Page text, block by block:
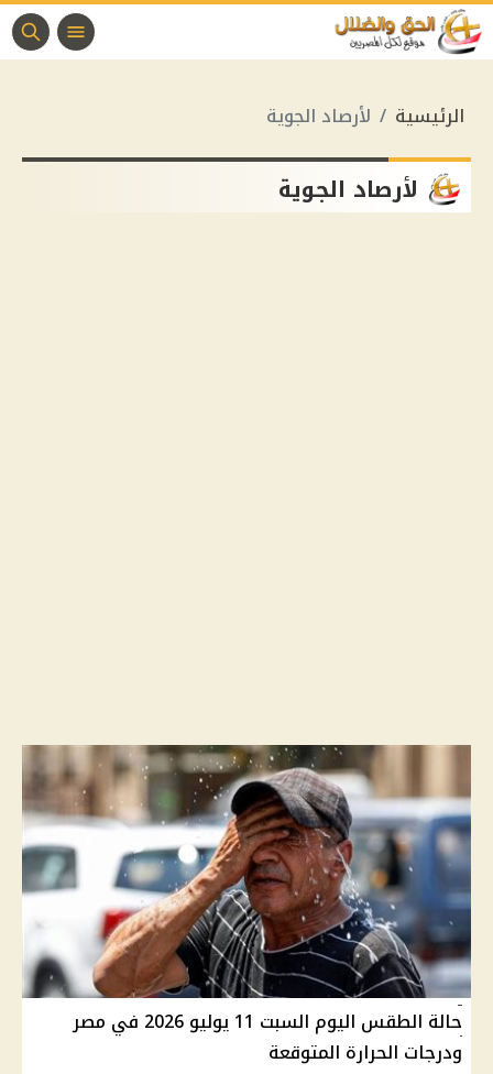
الرئيسية لأرصاد الجوية
لأرصاد الجوية
حالة الطقس اليوم السبت 11 يوليو 2026 في مصر
ودرجات الحرارة المتوقعة